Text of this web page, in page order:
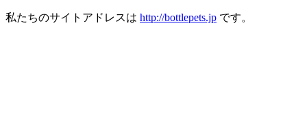
私たちのサイトアドレスは http://bottlepets.jp です。